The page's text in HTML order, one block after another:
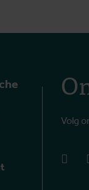
Volg